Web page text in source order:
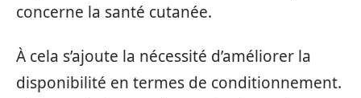
concerne la santé cutanée.
À cela s’ajoute la nécessité d’améliorer la
disponibilité en termes de conditionnement.